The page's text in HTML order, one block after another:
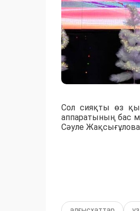
Сол сияқты өз
аппаратының бас
Сәуле